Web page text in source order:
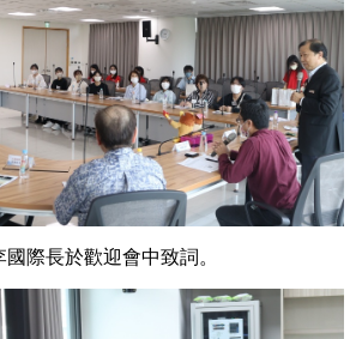
際長於歡迎會中致詞。